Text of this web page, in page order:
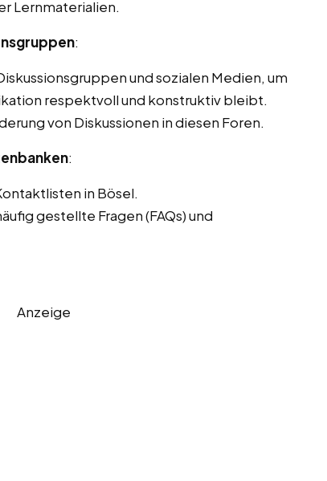
Lernmaterialien.
:
und sozialen Medien, um
respektvoll und konstruktiv bleibt.
von Diskussionen in diesen Foren.
:
in Bösel.
gestellte Fragen (FAQs) und
Anzeige